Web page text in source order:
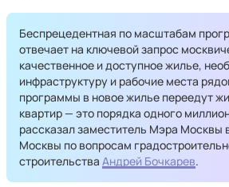
Беспрецедентная по масштабам
отвечает на ключевой запрос
качественное и доступное жилье,
инфраструктуру и рабочие места
программы в новое жилье переедут
квартир — это порядка одного
рассказал заместитель Мэра Москвы
Москвы по вопросам
строительства Андрей Бочкарев.